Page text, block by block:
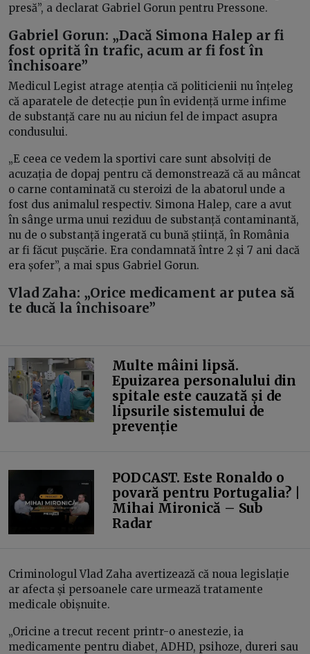
presă”, a declarat Gabriel Gorun pentru Pressone.
Gabriel Gorun: „Dacă Simona Halep ar fi
fost oprită în trafic, acum ar fi fost în
închisoare”
Medicul Legist atrage atenția că politicienii nu înțeleg
că aparatele de detecție pun în evidență urme infime
de substanță care nu au niciun fel de impact asupra
condusului.
„E ceea ce vedem la sportivi care sunt absolviți de
acuzația de dopaj pentru că demonstrează că au mâncat
o carne contaminată cu steroizi de la abatorul unde a
fost dus animalul respectiv. Simona Halep, care a avut
în sânge urma unui reziduu de substanță contaminantă,
nu de o substanță ingerată cu bună știință, în România
ar fi făcut pușcărie. Era condamnată între 2 și 7 ani dacă
era șofer”, a mai spus Gabriel Gorun.
Vlad Zaha: „Orice medicament ar putea să
te ducă la închisoare”
Multe mâini lipsă.
Epuizarea personalului din
spitale este cauzată și de
lipsurile sistemului de
prevenție
PODCAST. Este Ronaldo o
povară pentru Portugalia? |
Mihai Mironică – Sub
Radar
Criminologul Vlad Zaha avertizează că noua legislație
ar afecta și persoanele care urmează tratamente
medicale obișnuite.
„Oricine a trecut recent printr-o anestezie, ia
medicamente pentru diabet, ADHD, psihoze, dureri sau